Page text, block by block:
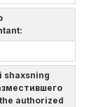
shaxsning
authorized